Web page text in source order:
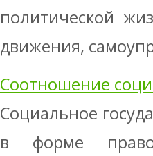
политической
движения,
Соотношение
Социальное
в форме